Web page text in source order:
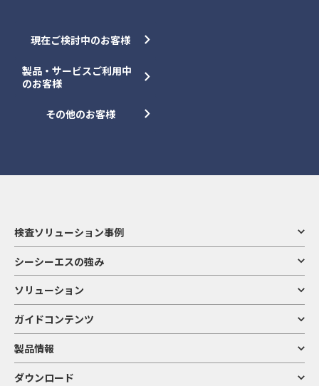
現在ご検討中のお客様
製品・サービスご利用中
のお客様
その他のお客様
検査ソリューション事例
シーシーエスの強み
ソリューション
ガイドコンテンツ
製品情報
ダウンロード